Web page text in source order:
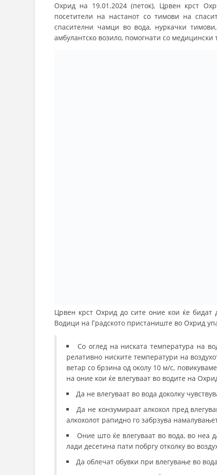
Охрид на 19.01.2024 (петок), Црвен крст
посетители на настанот со тимови на
спасителни чамци во вода, нуркачки
амбулантско возило, помогнати со
Црвен крст Охрид до сите оние кои ќе бидат
Водици на Градското пристаниште во Охрид
Со оглед на ниската температура на
релативно ниските температури на
ветар со брзина од околу 10 м/с,
на оние кои ќе влегуваат во водите на
Да не влегуваат во вода доколку
Да не конзумираат алкохол пред
алкохолот рапидно го забрзува
Оние што ќе влегуваат во вода, во неа
лади десетина пати побргу отколку во
Да облечат обувки при влегување во вода